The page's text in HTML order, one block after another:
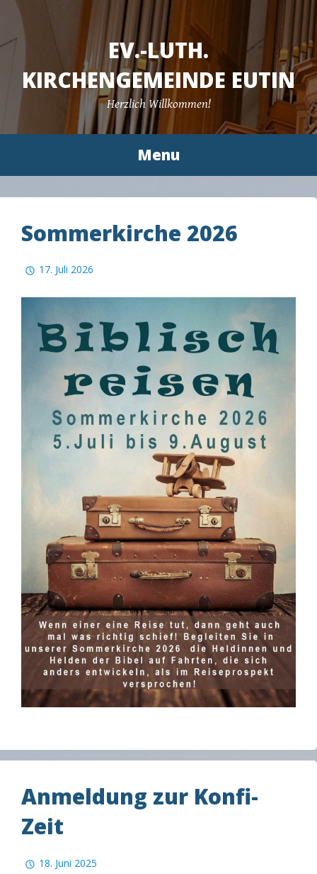
EV.-LUTH.
KIRCHENGEMEINDE EUTIN
Herzlich Willkommen!
Menu
Sommerkirche 2026
17. Juli 2026
Anmeldung zur Konfi-
Zeit
18. Juni 2025